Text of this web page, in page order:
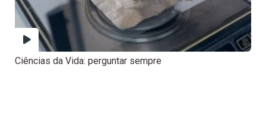
Ciências da Vida: perguntar sempre